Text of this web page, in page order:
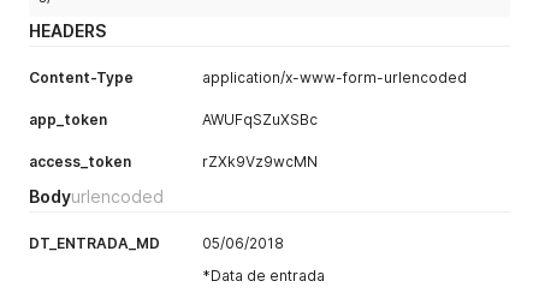
HEADERS
Content-Type application/x-www-form-urlencoded
app_token AWUFqSZuXSBc
access_token rZXk9Vz9wcMN
Bodyurlencoded
DT_ENTRADA_MD
05/06/2018
*Data de entrada